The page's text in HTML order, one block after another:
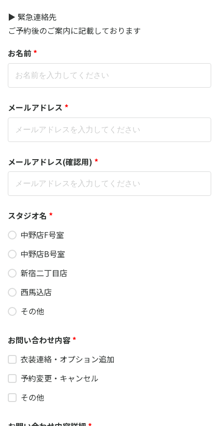
▶ 緊急連絡先
ご予約後のご案内に記載しております
お名前 *
メールアドレス *
メールアドレス(確認用) *
スタジオ名 *
中野店F号室
中野店B号室
新宿二丁目店
西馬込店
その他
お問い合わせ内容 *
衣装連絡・オプション追加
予約変更・キャンセル
その他